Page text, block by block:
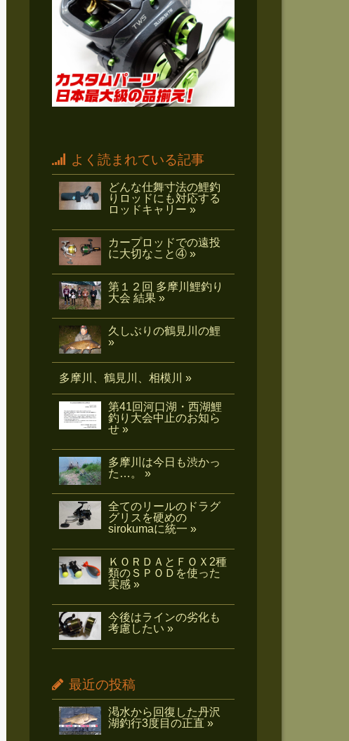
よく読まれている記事
どんな仕舞寸法の鯉釣
りロッドにも対応する
ロッドキャリー »
カープロッドでの遠投
に大切なこと④ »
第１２回 多摩川鯉釣り
大会 結果 »
久しぶりの鶴見川の鯉
»
多摩川、鶴見川、相模川 »
第41回河口湖・西湖鯉
釣り大会中止のお知ら
せ »
多摩川は今日も渋かっ
た…。 »
全てのリールのドラグ
グリスを硬めの
sirokumaに統一 »
ＫＯＲＤＡとＦＯＸ2種
類のＳＰＯＤを使った
実感 »
今後はラインの劣化も
考慮したい »
最近の投稿
渇水から回復した丹沢
湖釣行3度目の正直 »